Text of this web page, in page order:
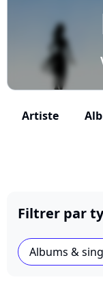
Artiste
Filtrer par
Albums &